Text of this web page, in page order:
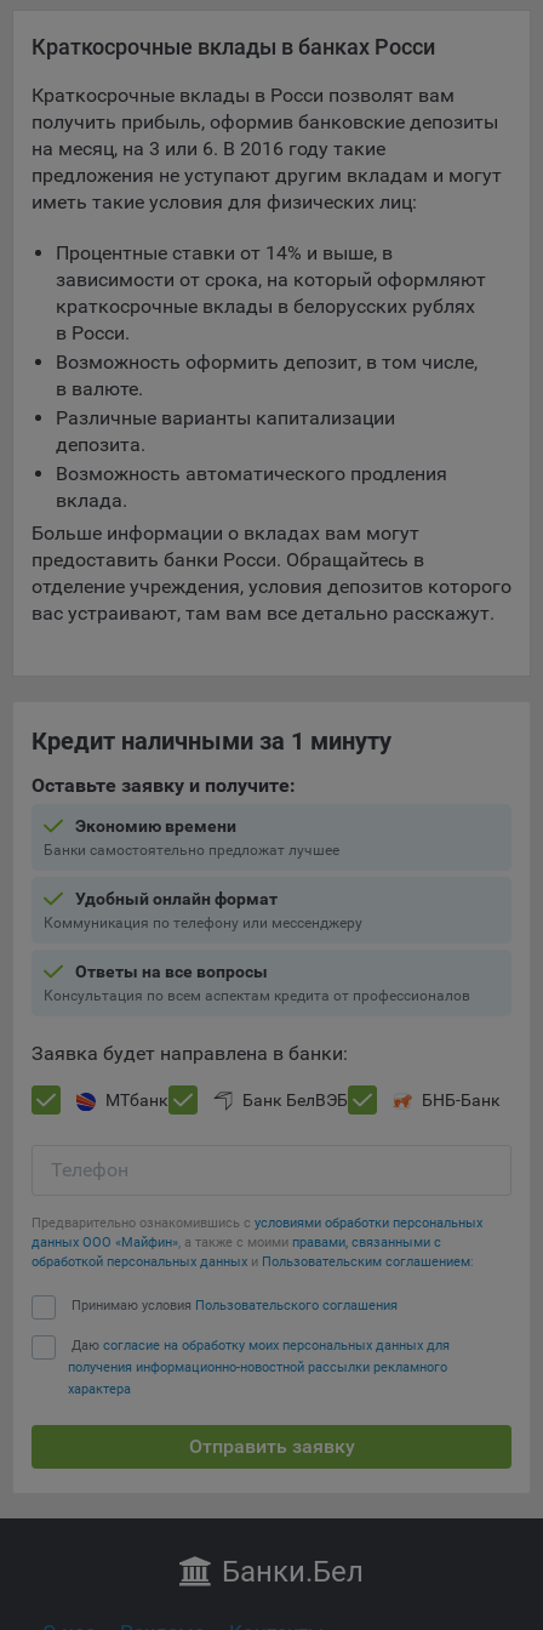
сервис показа контекстной рекламы. Адрес: Yandex
Google Ads - сервис показа контекстной рекламы,
предоставляемый компанией Google Ireland Ltd, Gordon
House Barrow Street Dublin 4, D04E5W5 Ireland.
Сохранить по умолчанию
Краткосрочные вклады в банках Росси
Краткосрочные вклады в Росси позволят вам
получить прибыль, оформив банковские депозиты
на месяц, на 3 или 6. В 2016 году такие
предложения не уступают другим вкладам и могут
иметь такие условия для физических лиц:
Процентные ставки от 14% и выше, в
зависимости от срока, на который оформляют
краткосрочные вклады в белорусских рублях
в Росси.
Возможность оформить депозит, в том числе,
в валюте.
Различные варианты капитализации
депозита.
Возможность автоматического продления
вклада.
Больше информации о вкладах вам могут
предоставить банки Росси. Обращайтесь в
отделение учреждения, условия депозитов которого
вас устраивают, там вам все детально расскажут.
Кредит наличными за 1 минуту
Оставьте заявку и получите:
Экономию времени
Банки самостоятельно предложат лучшее
Удобный онлайн формат
Коммуникация по телефону или мессенджеру
Ответы на все вопросы
Консультация по всем аспектам кредита от профессионалов
Заявка будет направлена в банки:
МТбанк Банк БелВЭБ БНБ-Банк
Телефон
Предварительно ознакомившись с условиями обработки персональных
данных ООО «Майфин», а также с моими правами, связанными с
обработкой персональных данных и Пользовательским соглашением:
Принимаю условия Пользовательского соглашения
Даю согласие на обработку моих персональных данных для
получения информационно-новостной рассылки рекламного
характера
Отправить заявку
Банки.Бел